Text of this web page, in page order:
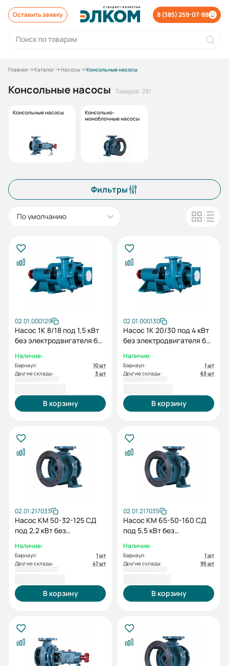
Оставить заявку 8 (385) 259-07-88
Главная Каталог Насосы Консольные насосы
Консольные насосы Товаров: 281
Консольные насосы
Консольно-
моноблочные насосы
Фильтры
По умолчанию
02.01.000129
Насос 1К 8/18 под 1,5 кВт
без электродвигателя без
Наличие:
Барнаул:
10 шт
Другие склады:
3 шт
В корзину
02.01.000130
Насос 1К 20/30 под 4 кВт
без электродвигателя без
Наличие:
Барнаул:
1 шт
Другие склады:
63 шт
В корзину
02.01.217033
Насос КМ 50-32-125 СД
под 2,2 кВт без
Наличие:
Барнаул:
1 шт
Другие склады:
47 шт
В корзину
02.01.217035
Насос КМ 65-50-160 СД
под 5,5 кВт без
Наличие:
Барнаул:
1 шт
Другие склады:
95 шт
В корзину